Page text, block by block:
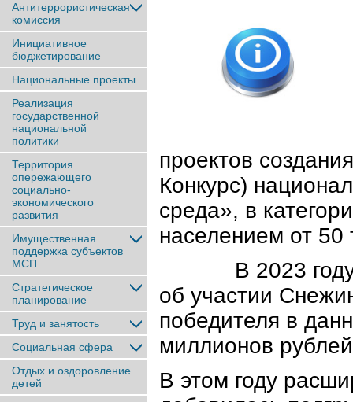
Антитеррористическая
комиссия
Инициативное
бюджетирование
Национальные проекты
Реализация
государственной
национальной
политики
Территория
опережающего
социально-
экономического
развития
Имущественная
поддержка субъектов
МСП
Стратегическое
планирование
Труд и занятость
Социальная сфера
Отдых и оздоровление
детей
проектов
Конкурс)
среда», в
населением от 50
В 2023 году в
об участии
победителя в
миллионов
В этом году